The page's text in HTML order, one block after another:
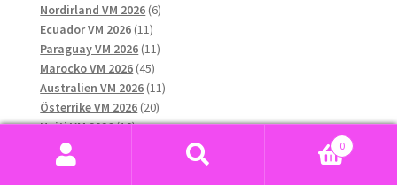
Nordirland VM 2026 66
Ecuador VM 2026 1111
produkter
Paraguay VM 2026 1111
Marocko VM 2026 4545
produkter
Australien VM 2026 1111
Österrike VM 2026 2020
produkter
Haiti VM 2026 1010
Sydkorea VM 2026
produkter
Saudiarabien VM 2026
0